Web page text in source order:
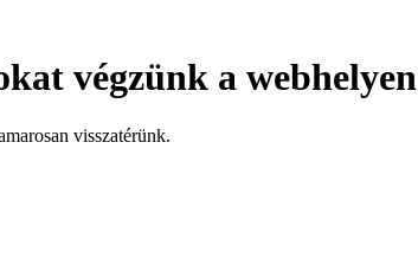
végzünk a webhelyen
visszatérünk.